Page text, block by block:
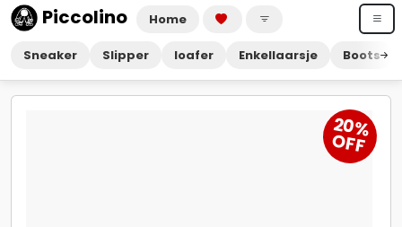
Piccolino Home
Sneaker Slipper loafer Enkellaarsje Boots
20
%
O
FF